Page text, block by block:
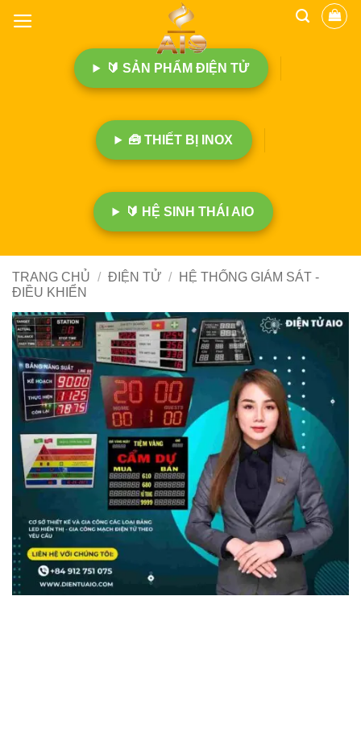
🔰 SẢN PHẨM ĐIỆN TỬ
🧰 THIẾT BỊ INOX
🔰 HỆ SINH THÁI AIO
TRANG CHỦ / ĐIỆN TỬ /
HỆ THỐNG GIÁM SÁT -
ĐIỀU KHIỂN